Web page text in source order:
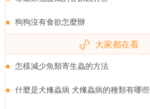
狗狗沒有食欲怎麼辦
大家都在看
怎樣減少魚類寄生蟲的方法
什麼是犬絛蟲病 犬絛蟲病的種類有哪些